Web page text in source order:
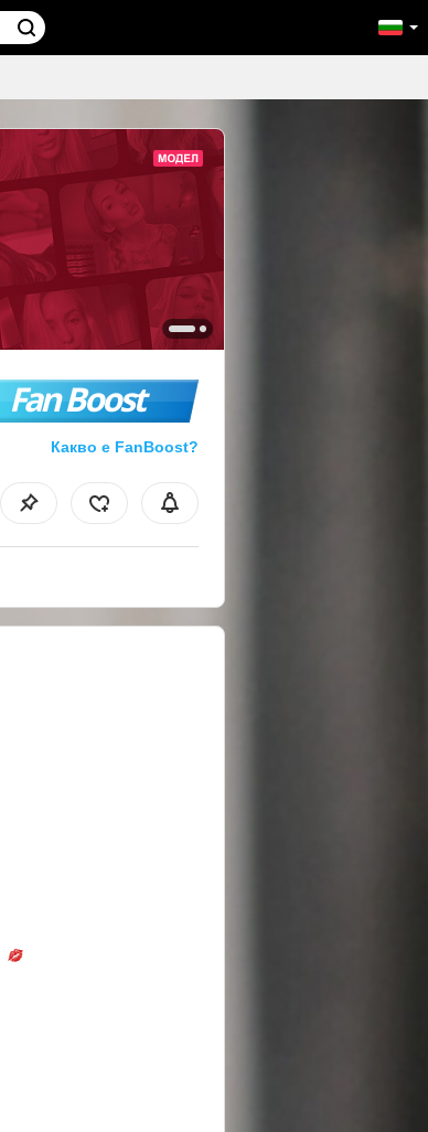
Fan Boost
Какво е FanBoost?